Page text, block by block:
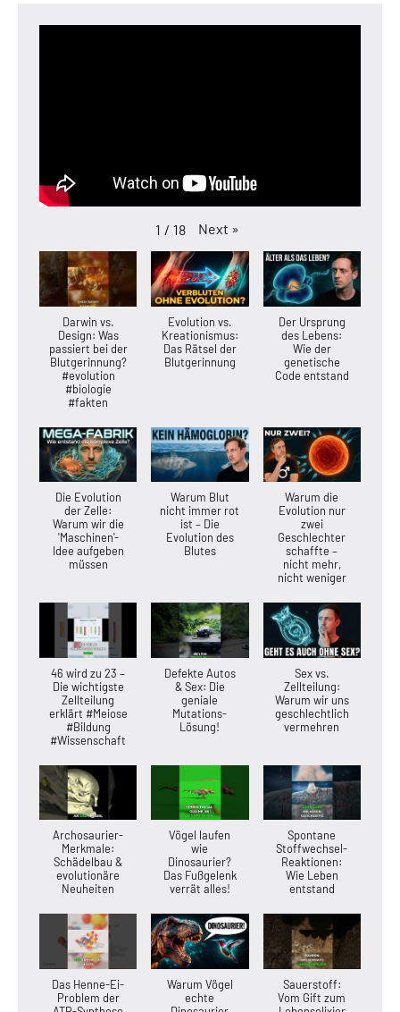
1 / 18 Next »
Darwin vs.
Design: Was
passiert bei der
Blutgerinnung?
#evolution
#biologie
#fakten
Evolution vs.
Kreationismus:
Das Rätsel der
Blutgerinnung
Der Ursprung
des Lebens:
Wie der
genetische
Code entstand
Die Evolution
der Zelle:
Warum wir die
'Maschinen'-
Idee aufgeben
müssen
Warum Blut
nicht immer rot
ist – Die
Evolution des
Blutes
Warum die
Evolution nur
zwei
Geschlechter
schaffte –
nicht mehr,
nicht weniger
46 wird zu 23 –
Die wichtigste
Zellteilung
erklärt #Meiose
#Bildung
#Wissenschaft
Defekte Autos
& Sex: Die
geniale
Mutations-
Lösung!
Sex vs.
Zellteilung:
Warum wir uns
geschlechtlich
vermehren
Archosaurier-
Merkmale:
Schädelbau &
evolutionäre
Neuheiten
Vögel laufen
wie
Dinosaurier?
Das Fußgelenk
verrät alles!
Spontane
Stoffwechsel-
Reaktionen:
Wie Leben
entstand
Das Henne-Ei-
Problem der
Warum Vögel
echte
Sauerstoff:
Vom Gift zum